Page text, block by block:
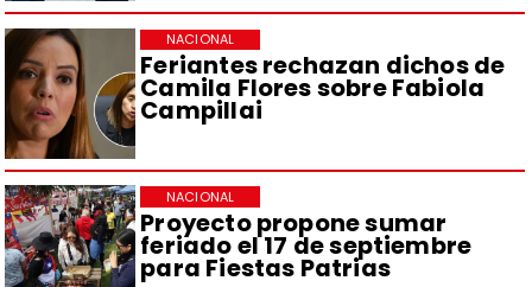
Feriantes rechazan dichos de
Camila Flores sobre Fabiola
Campillai
NACIONAL
Proyecto propone sumar
feriado el 17 de septiembre
para Fiestas Patrias
NACIONAL